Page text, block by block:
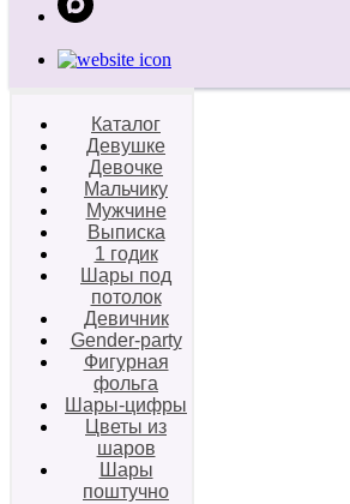
Каталог
Девушке
Девочке
Мальчику
Мужчине
Выписка
1 годик
Шары под
потолок
Девичник
Gender-party
Фигурная
фольга
Шары-цифры
Цветы из
шаров
Шары
поштучно